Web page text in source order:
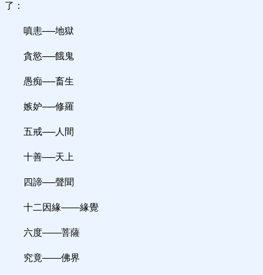
了：
嗔恚──地獄
貪慾──餓鬼
愚痴──畜生
嫉妒──修羅
五戒──人間
十善──天上
四諦──聲聞
十二因緣——緣覺
六度——菩薩
究竟——佛界